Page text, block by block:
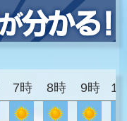
7時 8時 9時